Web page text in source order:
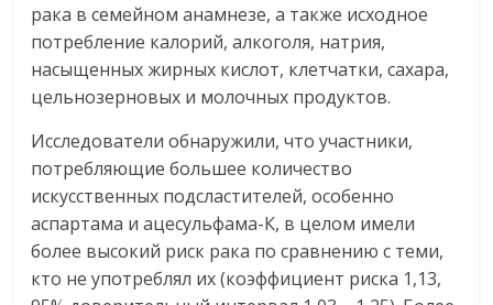
рака в семейном анамнезе, а также исходное
потребление калорий, алкоголя, натрия,
насыщенных жирных кислот, клетчатки, сахара,
цельнозерновых и молочных продуктов.
Исследователи обнаружили, что участники,
потребляющие большее количество
искусственных подсластителей, особенно
аспартама и ацесульфама-К, в целом имели
более высокий риск рака по сравнению с теми,
кто не употреблял их (коэффициент риска 1,13,